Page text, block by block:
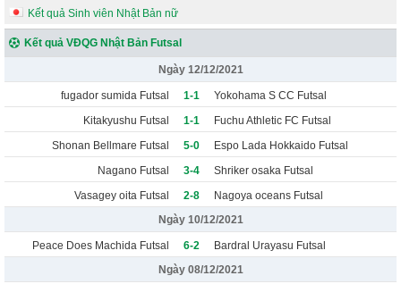
Kết quả Sinh viên Nhật Bản nữ
Kết quả VĐQG Nhật Bản Futsal
Ngày 12/12/2021
fugador sumida Futsal 1-1
Yokohama S CC Futsal
Kitakyushu Futsal
1-1
Fuchu Athletic FC Futsal
Shonan Bellmare Futsal
5-0
Espo Lada Hokkaido Futsal
Nagano Futsal
3-4
Shriker osaka Futsal
Vasagey oita Futsal
2-8
Nagoya oceans Futsal
Ngày 10/12/2021
Peace Does Machida Futsal 6-2
Bardral Urayasu Futsal
Ngày 08/12/2021